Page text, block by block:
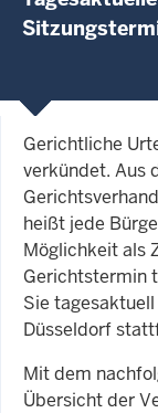
Gerichtliche
verkündet. Aus
heißt jede
Möglichkeit als
Gerichtstermin
Sie
Düsseldorf
Mit dem
Übersicht der